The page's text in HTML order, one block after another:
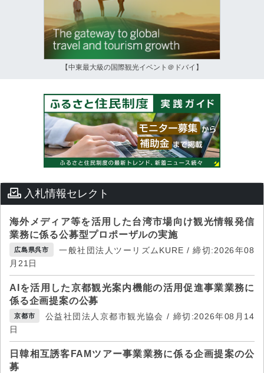
【中東最大級の国際観光イベント＠ドバイ】
入札情報セレクト
海外メディア等を活用した台湾市場向け観光情報発信
業務に係る公募型プロポーザルの実施
広島県呉市
一般社団法人ツーリズムKURE / 締切:2026年08
月21日
AIを活用した京都観光案内機能の活用促進事業業務に
係る企画提案の公募
京都市
公益社団法人京都市観光協会 / 締切:2026年08月14
日
日韓相互誘客FAMツアー事業業務に係る企画提案の公
募